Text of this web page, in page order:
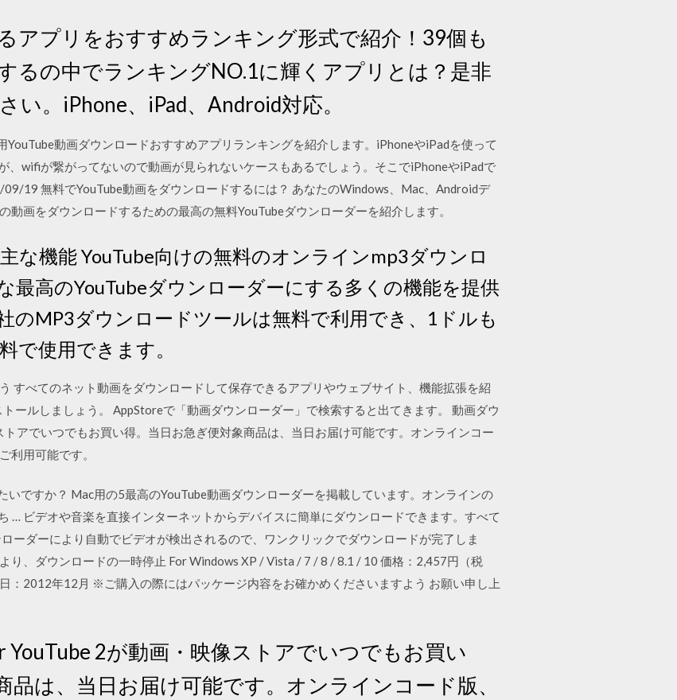
アプリをおすすめランキング形式で紹介！39個も
るの中でランキングNO.1に輝くアプリとは？是非
い。iPhone、iPad、Android対応。
動画ダウンロードおすすめアプリランキングを紹介します。iPhoneやiPadを使って
、wifiが繋がってないので動画が見られないケースもあるでしょう。そこでiPhoneやiPadで
19 無料でYouTube動画をダウンロードするには？ あなたのWindows、Mac、Androidデ
動画をダウンロードするための最高の無料YouTubeダウンローダーを紹介します。
な機能 YouTube向けの無料のオンラインmp3ダウンロ
最高のYouTubeダウンローダーにする多くの機能を提供
のMP3ダウンロードツールは無料で利用でき、1ドルも
で使用できます。
すべてのネット動画をダウンロードして保存できるアプリやウェブサイト、機能拡張を紹
ールしましょう。 AppStoreで「動画ダウンローダー」で検索すると出てきます。 動画ダウ
アでいつでもお買い得。当日お急ぎ便対象商品は、当日お届け可能です。オンラインコー
利用可能です。
いですか？ Mac用の5最高のYouTube動画ダウンローダーを掲載しています。オンラインの
… ビデオや音楽を直接インターネットからデバイスに簡単にダウンロードできます。すべて
ーダーにより自動でビデオが検出されるので、ワンクリックでダウンロードが完了しま
り、ダウンロードの一時停止 For Windows XP / Vista / 7 / 8 / 8.1 / 10 価格：2,457円（税
：2012年12月 ※ご購入の際にはパッケージ内容をお確かめくださいますよう お願い申し上
2が動画・映像ストアでいつでもお買い
品は、当日お届け可能です。オンラインコード版、